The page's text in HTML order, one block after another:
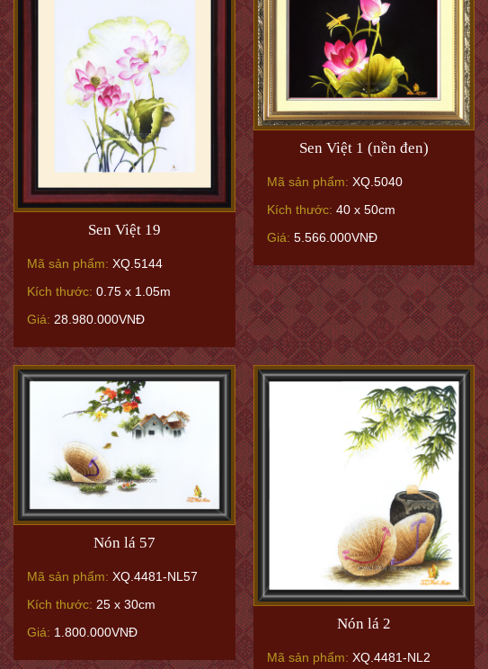
Sen Việt 19
Mã sản phẩm: XQ.5144
Kích thước: 0.75 x 1.05m
Giá: 28.980.000VNĐ
Sen Việt 1 (nền đen)
Mã sản phẩm: XQ.5040
Kích thước: 40 x 50cm
Giá: 5.566.000VNĐ
Nón lá 57
Mã sản phẩm: XQ.4481-NL57
Kích thước: 25 x 30cm
Giá: 1.800.000VNĐ
Nón lá 2
Mã sản phẩm: XQ.4481-NL2